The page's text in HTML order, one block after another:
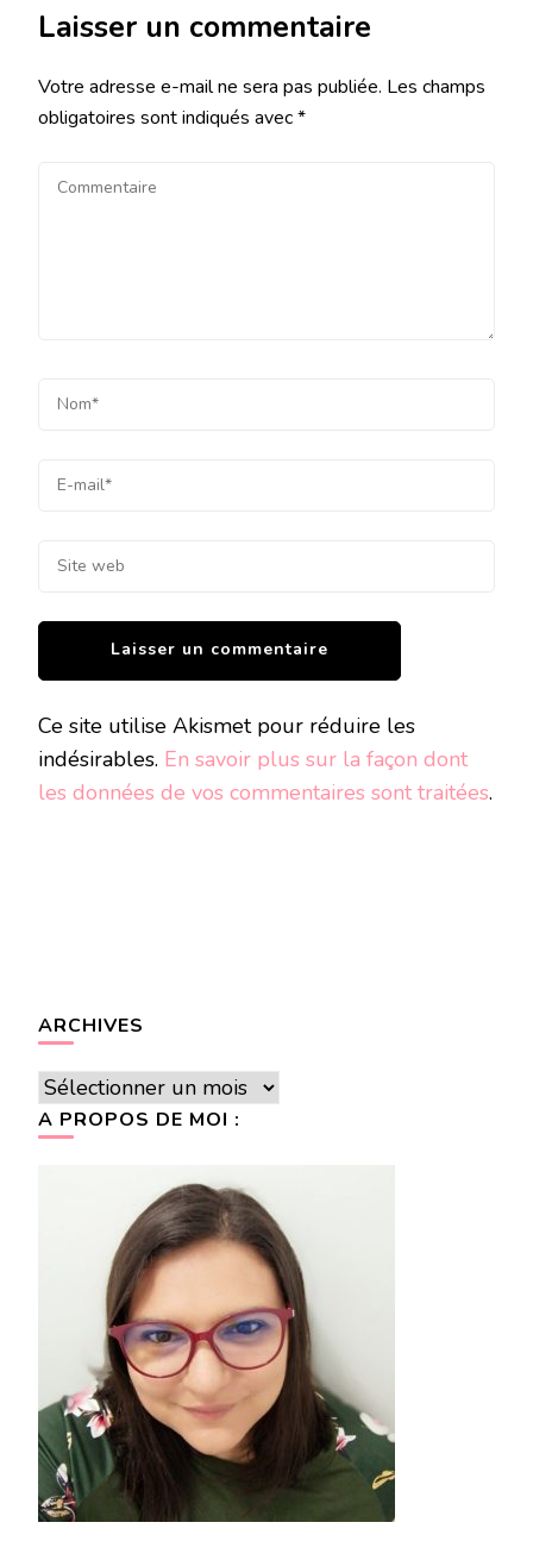
Laisser un commentaire
Votre adresse e-mail ne sera pas publiée. Les champs
obligatoires sont indiqués avec*
Ce site utilise Akismet pour réduire les
indésirables. En savoir plus sur la façon dont
les données de vos commentaires sont traitées.
ARCHIVES
Archives
A PROPOS DE MOI :